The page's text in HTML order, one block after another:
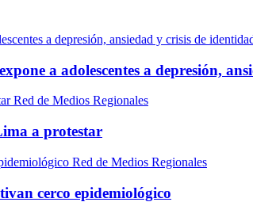
a adolescentes a depresión,
Red de Medios Regionales
a protestar
Red de Medios Regionales
cerco epidemiológico